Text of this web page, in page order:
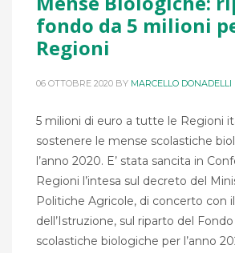
fondo da 5 milioni
Regioni
06 OTTOBRE 2020 BY MARCELLO DONADELLI
5 milioni di euro a tutte le Regioni
sostenere le mense scolastiche
l’anno 2020. E’ stata sancita in
Regioni l’intesa sul decreto del
Politiche Agricole, di concerto con
dell’Istruzione, sul riparto del
scolastiche biologiche per l’anno